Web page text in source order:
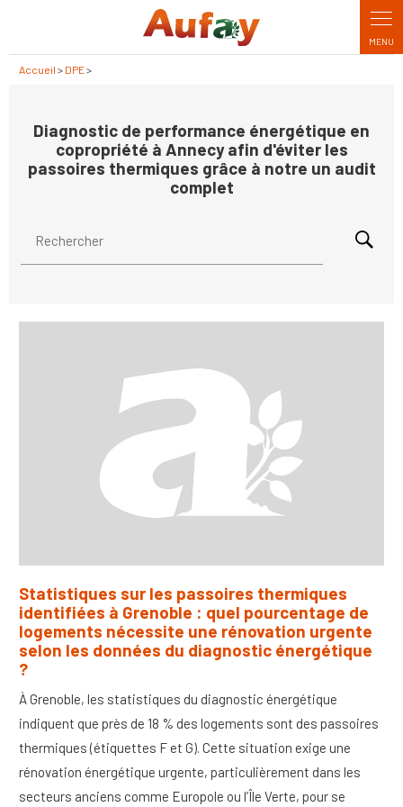
Accueil > DPE>
Diagnostic de performance énergétique en
copropriété à Annecy afin d'éviter les
passoires thermiques grâce à notre un audit
complet
Rechercher
Statistiques sur les passoires thermiques
identifiées à Grenoble : quel pourcentage de
logements nécessite une rénovation urgente
selon les données du diagnostic énergétique
?
À Grenoble, les statistiques du diagnostic énergétique
indiquent que près de 18 % des logements sont des passoires
thermiques (étiquettes F et G). Cette situation exige une
rénovation énergétique urgente, particulièrement dans les
secteurs anciens comme Europole ou l’Île Verte, pour se
Panneau de gestion des cookies